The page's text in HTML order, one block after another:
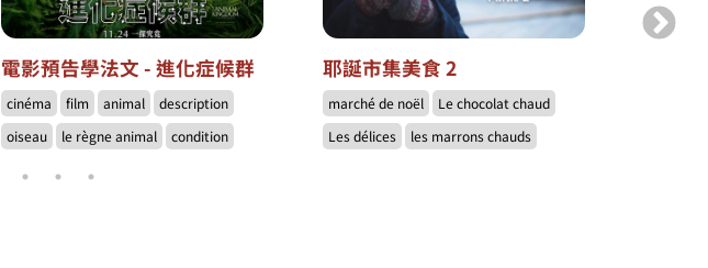
電影預告學法文 - 進化症候群
cinéma film animal
description
oiseau
le règne animal condition
耶誕市集美食 2
marché de noël
Le chocolat chaud
Les délices
les marrons chauds